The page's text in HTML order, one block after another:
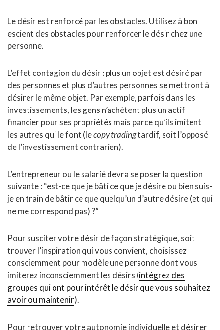
Le désir est renforcé par les obstacles. Utilisez à bon
escient des obstacles pour renforcer le désir chez une
personne.
L’effet contagion du désir : plus un objet est désiré par
des personnes et plus d’autres personnes se mettront à
désirer le même objet. Par exemple, parfois dans les
investissements, les gens n’achètent plus un actif
financier pour ses propriétés mais parce qu’ils imitent
les autres qui le font (lecopy tradingtardif, soit l’opposé
de l’investissement contrarien).
L’entrepreneur ou le salarié devra se poser la question
suivante : “est-ce que je bâti ce que je désire ou bien suis-
je en train de bâtir ce que quelqu’un d’autre désire (et qui
ne me correspond pas) ?”
Pour susciter votre désir de façon stratégique, soit
trouver l’inspiration qui vous convient, choisissez
consciemment pour modèle une personne dont vous
imiterez inconsciemment les désirs (intégrez des
groupes qui ont pour intérêt le désir que vous souhaitez
avoir ou maintenir).
Pour retrouver votre autonomie individuelle et désirer